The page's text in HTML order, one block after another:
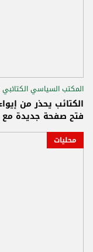
المكتب السياسي الكتائبي
الكتائب يحذر من
فتح صفحة جديدة مع
محليات